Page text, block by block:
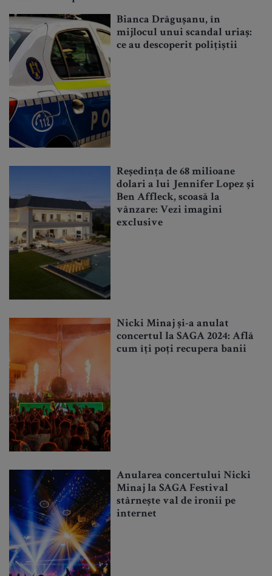
Bianca Drăgușanu, în
mijlocul unui scandal uriaș:
ce au descoperit polițiștii
Reședința de 68 milioane
dolari a lui Jennifer Lopez și
Ben Affleck, scoasă la
vânzare: Vezi imagini
exclusive
Nicki Minaj și-a anulat
concertul la SAGA 2024: Află
cum îți poți recupera banii
Anularea concertului Nicki
Minaj la SAGA Festival
stârnește val de ironii pe
internet